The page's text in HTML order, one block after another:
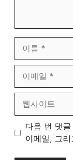
일
트
다음 번 댓
이메일, 그